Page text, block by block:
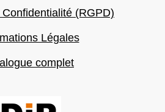
(RGPD)
Légales
complet